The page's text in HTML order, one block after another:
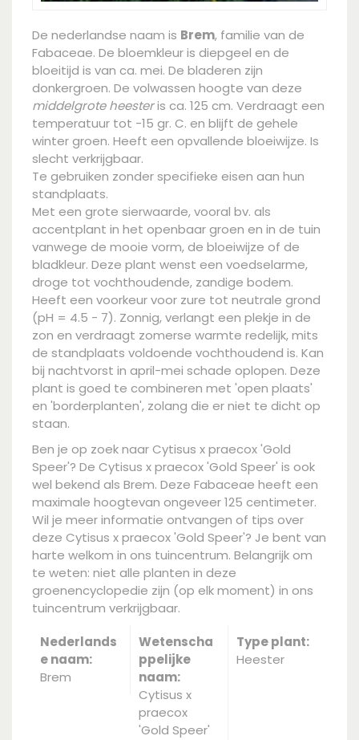
De nederlandse naam is Brem, familie van de
Fabaceae. De bloemkleur is diepgeel en de
bloeitijd is van ca. mei. De bladeren zijn
donkergroen. De volwassen hoogte van deze
middelgrote heesteris ca. 125 cm. Verdraagt een
temperatuur tot -15 gr. C. en blijft de gehele
winter groen. Heeft een opvallende bloeiwijze. Is
slecht verkrijgbaar.
Te gebruiken zonder specifieke eisen aan hun
standplaats.
Met een grote sierwaarde, vooral bv. als
accentplant in het openbaar groen en in de tuin
vanwege de mooie vorm, de bloeiwijze of de
bladkleur. Deze plant wenst een voedselarme,
droge tot vochthoudende, zandige bodem.
Heeft een voorkeur voor zure tot neutrale grond
(pH = 4.5 - 7). Zonnig, verlangt een plekje in de
zon en verdraagt zomerse warmte redelijk, mits
de standplaats voldoende vochthoudend is. Kan
bij nachtvorst in april-mei schade oplopen. Deze
plant is goed te combineren met 'open plaats'
en 'borderplanten', zolang die er niet te dicht op
staan.
Ben je op zoek naar Cytisus x praecox 'Gold
Speer'? De Cytisus x praecox 'Gold Speer' is ook
wel bekend als Brem. Deze Fabaceae heeft een
maximale hoogtevan ongeveer 125 centimeter.
Wil je meer informatie ontvangen of tips over
deze Cytisus x praecox 'Gold Speer'? Je bent van
harte welkom in ons tuincentrum. Belangrijk om
te weten: niet alle planten in deze
groenencyclopedie zijn (op elk moment) in ons
tuincentrum verkrijgbaar.
Nederlands
e naam:
Brem
Wetenscha
ppelijke
naam:
Cytisus x
praecox
'Gold Speer'
Type plant:
Heester